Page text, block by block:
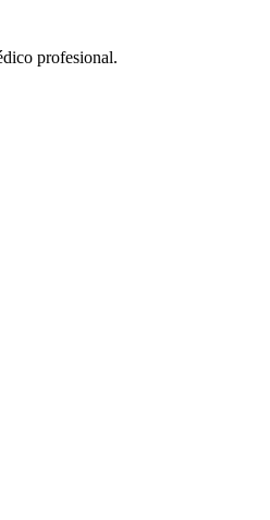
profesional.